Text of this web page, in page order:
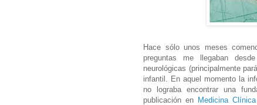
Hace sólo unos meses
preguntas me llegaban
neurológicas (principalmente
infantil. En aquel momento la
no lograba encontrar una
publicación en Medicina Clínica